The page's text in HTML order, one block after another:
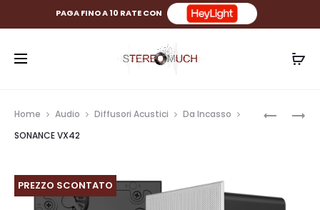
PAGA FINO A 10 RATE CON
SONANCE
SONANCE
Home Audio Diffusori Acustici
Da Incasso
SONANCE VX42
PREZZO SCONTATO